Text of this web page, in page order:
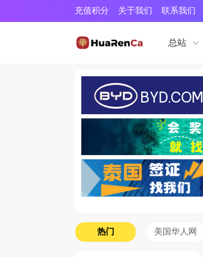
充值积分 关于我们 联系我们
总站
热门 美国华人网